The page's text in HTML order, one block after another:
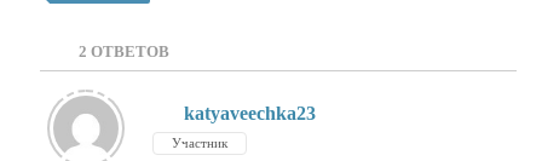
2 ОТВЕТОВ
katyaveechka23
Участник